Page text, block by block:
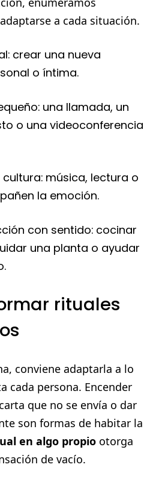
a cada situación.
crear una nueva
o íntima.
una llamada, un
o una videoconferencia
música, lectura o
la emoción.
con sentido: cocinar
una planta o ayudar
rituales
conviene adaptarla a lo
cada persona. Encender
que no se envía o dar
son formas de habitar la
en algo propio otorga
de vacío.